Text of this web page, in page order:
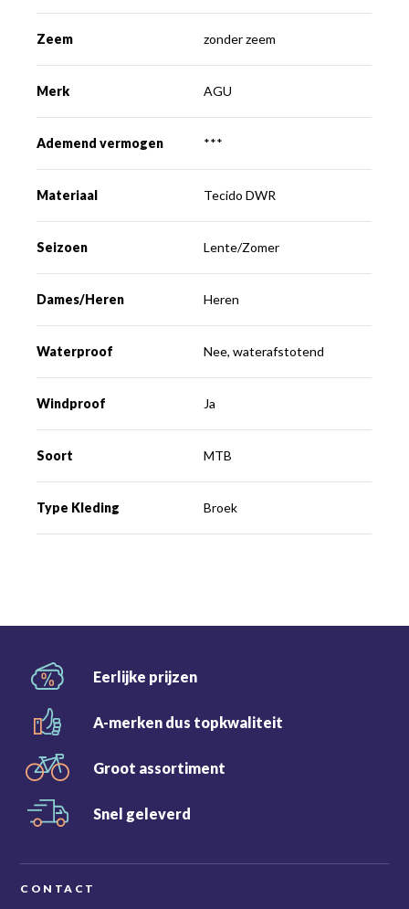
Zeem zonder zeem
Merk AGU
Ademend vermogen ***
Materiaal Tecido DWR
Seizoen Lente/Zomer
Dames/Heren Heren
Waterproof Nee, waterafstotend
Windproof Ja
Soort MTB
Type Kleding Broek
Eerlijke prijzen
A-merken dus topkwaliteit
Groot assortiment
Snel geleverd
CONTACT